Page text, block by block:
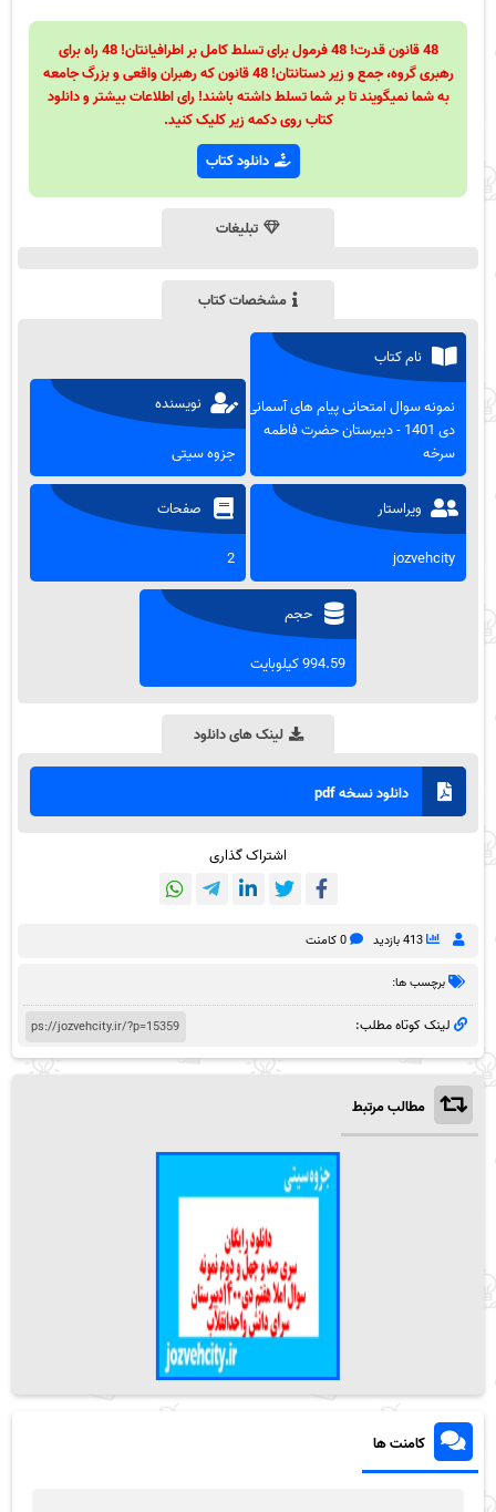
48 قانون قدرت! 48 فرمول برای تسلط کامل بر اطرافیانتان! 48 راه برای
رهبری گروه، جمع و زیر دستانتان! 48 قانون که رهبران واقعی و بزرگ جامعه
به شما نمیگویند تا بر شما تسلط داشته باشند! رای اطلاعات بیشتر و دانلود
کتاب روی دکمه زیر کلیک کنید.
دانلود کتاب
تبلیغات
مشخصات کتاب
نام کتاب
نمونه سوال امتحانی پیام های آسمانی
دی 1401 - دبیرستان حضرت فاطمه
سرخه
نویسنده
جزوه سیتی
ویراستار
jozvehcity
صفحات
2
حجم
994.59 کیلوبایت
لینک های دانلود
دانلود نسخه pdf
اشتراک گذاری
413 بازدید 0 کامنت
برچسب ها:
لینک کوتاه مطلب:
مطالب مرتبط
کامنت ها